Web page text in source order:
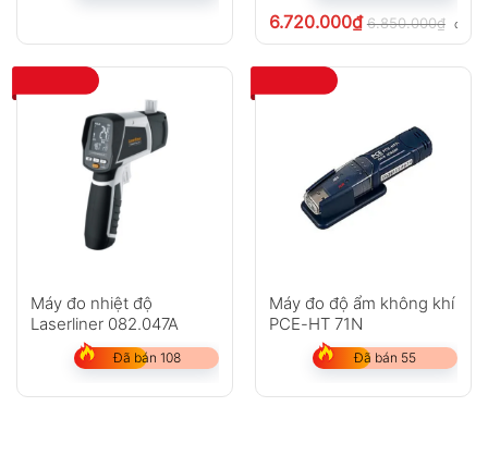
6.720.000₫ 6.850.000₫ chưa
Máy đo nhiệt độ
Laserliner 082.047A
Đã bán 108
Máy đo độ ẩm không khí
PCE-HT 71N
Đã bán 55